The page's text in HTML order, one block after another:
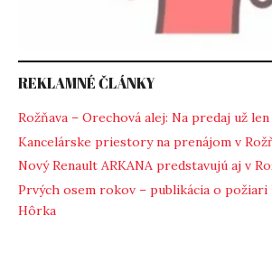
REKLAMNÉ ČLÁNKY
Rožňava – Orechová alej: Na predaj už
Kancelárske priestory na prenájom v
Nový Renault ARKANA predstavujú aj v
Prvých osem rokov – publikácia o požiari
Hôrka